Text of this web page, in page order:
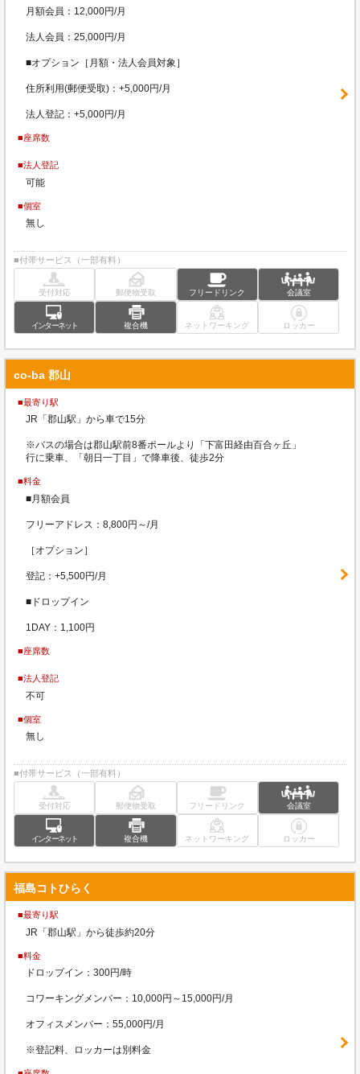
月額会員：12,000円/月
法人会員：25,000円/月
■オプション［月額・法人会員対象］
住所利用(郵便受取)：+5,000円/月
法人登記：+5,000円/月
■座席数
■法人登記
可能
■個室
無し
■付帯サービス（一部有料）
受付対応 郵便物受取 フリードリンク 会議室
インターネット 複合機 ネットワーキング ロッカー
co-ba 郡山
■最寄り駅
JR「郡山駅」から車で15分
※バスの場合は郡山駅前8番ポールより「下富田経由百合ヶ丘」
行に乗車、「朝日一丁目」で降車後、徒歩2分
■料金
■月額会員
フリーアドレス：8,800円～/月
［オプション］
登記：+5,500円/月
■ドロップイン
1DAY：1,100円
■座席数
■法人登記
不可
■個室
無し
■付帯サービス（一部有料）
受付対応 郵便物受取 フリードリンク 会議室
インターネット 複合機 ネットワーキング ロッカー
福島コトひらく
■最寄り駅
JR「郡山駅」から徒歩約20分
■料金
ドロップイン：300円/時
コワーキングメンバー：10,000円～15,000円/月
オフィスメンバー：55,000円/月
※登記料、ロッカーは別料金